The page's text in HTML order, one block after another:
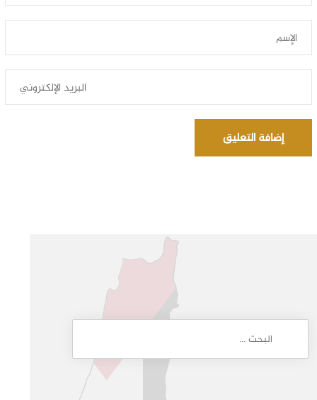
إضافة التعليق